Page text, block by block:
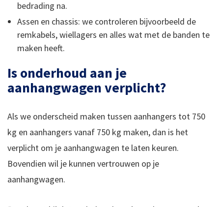
bedrading na.
Assen en chassis: we controleren bijvoorbeeld de
remkabels, wiellagers en alles wat met de banden te
maken heeft.
Is onderhoud aan je
aanhangwagen verplicht?
Als we onderscheid maken tussen aanhangers tot 750
kg en aanhangers vanaf 750 kg maken, dan is het
verplicht om je aanhangwagen te laten keuren.
Bovendien wil je kunnen vertrouwen op je
aanhangwagen.